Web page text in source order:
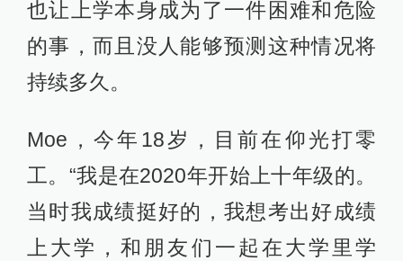
也让上学本身成为了一件困难和危险
的事，而且没人能够预测这种情况将
持续多久。
Moe，今年18岁，目前在仰光打零
工。“我是在2020年开始上十年级的。
当时我成绩挺好的，我想考出好成绩
上大学，和朋友们一起在大学里学